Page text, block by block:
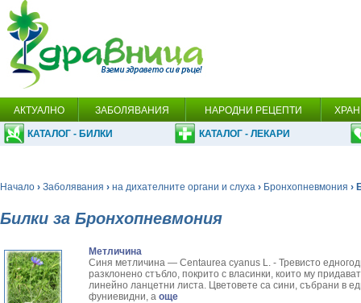
АКТУАЛНО ЗАБОЛЯВАНИЯ НАРОДНИ РЕЦЕПТИ
КАТАЛОГ - БИЛКИ КАТАЛОГ - ЛЕКАРИ
Начало › Заболявания › на дихателните органи и слуха › Бронхопневмония ›
Билки за Бронхопневмония
Метличина
Синя метличина — Centaurea суanus L. - Тревисто
разклонено стъбло, покрито с власинки, които му
линейно ланцетни листа. Цветовете са сини, събрани в
фуниевидни, а още